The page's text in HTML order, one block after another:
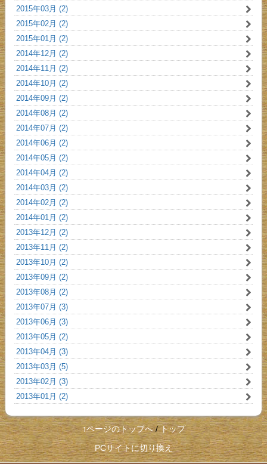
2015年03月 (2)
2015年02月 (2)
2015年01月 (2)
2014年12月 (2)
2014年11月 (2)
2014年10月 (2)
2014年09月 (2)
2014年08月 (2)
2014年07月 (2)
2014年06月 (2)
2014年05月 (2)
2014年04月 (2)
2014年03月 (2)
2014年02月 (2)
2014年01月 (2)
2013年12月 (2)
2013年11月 (2)
2013年10月 (2)
2013年09月 (2)
2013年08月 (2)
2013年07月 (3)
2013年06月 (3)
2013年05月 (2)
2013年04月 (3)
2013年03月 (5)
2013年02月 (3)
2013年01月 (2)
↑ページのトップへ/トップ
PCサイトに切り換え